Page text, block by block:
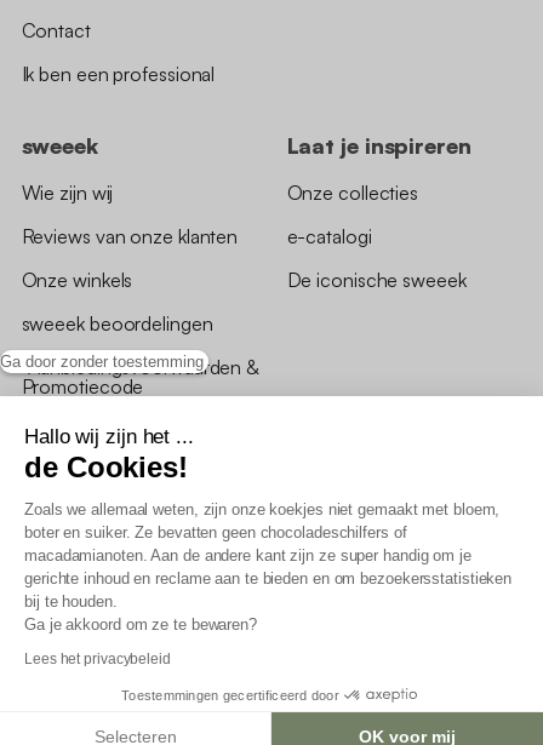
Ga door zonder toestemming
Hallo wij zijn het ...
de Cookies!
Zoals we allemaal weten, zijn onze koekjes niet gemaakt met bloem,
boter en suiker. Ze bevatten geen chocoladeschilfers of
macadamianoten. Aan de andere kant zijn ze super handig om je
gerichte inhoud en reclame aan te bieden en om bezoekersstatistieken
bij te houden.
Ga je akkoord om ze te bewaren?
Lees het privacybeleid
Toestemmingen gecertificeerd door
Selecteren OK voor mij
Contact
Ik ben een professional
sweeek
Wie zijn wij
Reviews van onze klanten
Onze winkels
sweeek beoordelingen
*Aanbiedingsvoorwaarden &
Promotiecode
Laat je inspireren
Onze collecties
e-catalogi
De iconische sweeek
Algemene verkoopsvoorwaarden
AV loyaliteitsprogramma
Beleid persoonsgegevens
Verklaring inzake toegankelijkheid